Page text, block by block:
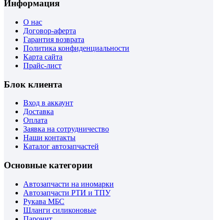
Информация
О нас
Договор-аферта
Гарантия возврата
Политика конфиденциальности
Карта сайта
Прайс-лист
Блок клиента
Вход в аккаунт
Доставка
Оплата
Заявка на сотрудничество
Наши контакты
Каталог автозапчастей
Основные категории
Автозапчасти на иномарки
Автозапчасти РТИ и ТПУ
Рукава МБС
Шланги силиконовые